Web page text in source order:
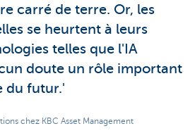
carré de terre. Or, les
se heurtent à leurs
telles que l'IA
doute un rôle important
du futur.'
chez KBC Asset Management